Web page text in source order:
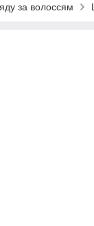
за волоссям